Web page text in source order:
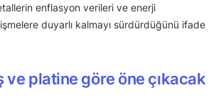
enflasyon verileri ve enerji
duyarlı kalmayı sürdürdüğünü ifade
ve platine göre öne çıkacak